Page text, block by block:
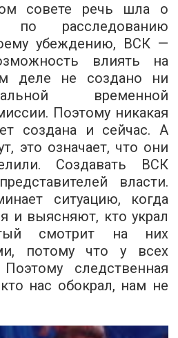
совете речь шла о
расследованию
убеждению, ВСК —
влиять на
деле не создано ни
временной
Поэтому никакая
создана и сейчас. А
это означает, что они
Создавать ВСК
власти.
ситуацию, когда
и выясняют, кто украл
смотрит на них
потому что у всех
следственная
нас обокрал, нам не